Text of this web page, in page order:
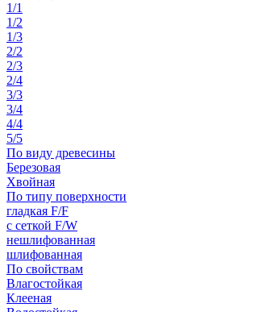
1/1
1/2
1/3
2/2
2/3
2/4
3/3
3/4
4/4
5/5
По виду древесины
Березовая
Хвойная
По типу поверхности
гладкая F/F
с сеткой F/W
нешлифованная
шлифованная
По свойствам
Влагостойкая
Клееная